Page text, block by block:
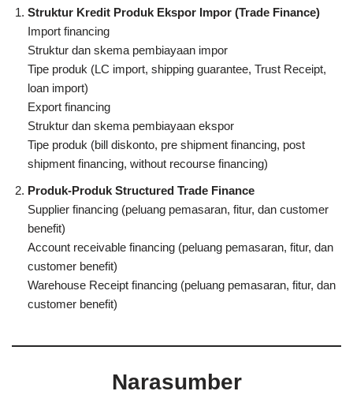
Struktur Kredit Produk Ekspor Impor (Trade Finance)
Import financing
Struktur dan skema pembiayaan impor
Tipe produk (LC import, shipping guarantee, Trust Receipt,
loan import)
Export financing
Struktur dan skema pembiayaan ekspor
Tipe produk (bill diskonto, pre shipment financing, post
shipment financing, without recourse financing)
Produk-Produk Structured Trade Finance
Supplier financing (peluang pemasaran, fitur, dan customer
benefit)
Account receivable financing (peluang pemasaran, fitur, dan
customer benefit)
Warehouse Receipt financing (peluang pemasaran, fitur, dan
customer benefit)
Narasumber